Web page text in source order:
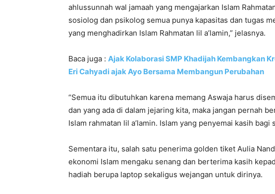
ahlussunnah wal jamaah yang mengajarkan Islam
sosiolog dan psikolog semua punya kapasitas dan tugas
yang menghadirkan Islam Rahmatan lil a’lamin,” jelasnya.
Baca juga : Ajak Kolaborasi SMP Khadijah Kembangkan
Eri Cahyadi ajak Ayo Bersama Membangun Perubahan
“Semua itu dibutuhkan karena memang Aswaja harus
dan yang ada di dalam jejaring kita, maka jangan pernah
Islam rahmatan lil a’lamin. Islam yang penyemai kasih bagi
Sementara itu, salah satu penerima golden tiket Aulia
ekonomi Islam mengaku senang dan berterima kasih
hadiah berupa laptop sekaligus wejangan untuk dirinya.